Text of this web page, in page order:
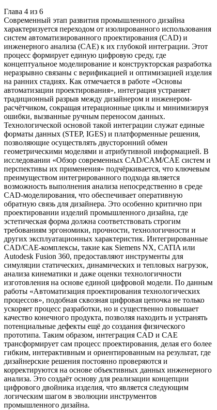
Глава 4 из 6
Современный этап развития промышленного дизайна
характеризуется переходом от изолированного использования
систем автоматизированного проектирования (CAD) и
инженерного анализа (CAE) к их глубокой интеграции. Этот
процесс формирует единую цифровую среду, где
концептуальное моделирование и конструкторская разработка
неразрывно связаны с верификацией и оптимизацией изделия
на ранних стадиях. Как отмечается в работе «Основы
автоматизации проектирования», интеграция устраняет
традиционный разрыв между дизайнером и инженером-
расчётчиком, сокращая итерационные циклы и минимизируя
ошибки, вызванные ручным переносом данных.
Технологической основой такой интеграции служат единые
форматы данных (STEP, IGES) и платформенные решения,
позволяющие осуществлять двусторонний обмен
геометрическими моделями и атрибутивной информацией. В
исследовании «Обзор современных CAD/CAM/CAE систем и
перспективы их применения» подчёркивается, что ключевым
преимуществом интегрированного подхода является
возможность выполнения анализа непосредственно в среде
CAD-моделирования, что обеспечивает оперативную
обратную связь для дизайнера. Это особенно критично при
проектировании изделий промышленного дизайна, где
эстетическая форма должна соответствовать строгим
требованиям эргономики, прочности, технологичности и
других эксплуатационных характеристик. Интегрированные
CAD/CAE-комплексы, такие как Siemens NX, CATIA или
Autodesk Fusion 360, предоставляют инструменты для
симуляции статических, динамических и тепловых нагрузок,
анализа кинематики и даже оценки технологичности
изготовления на основе единой цифровой модели. По данным
работы «Автоматизация проектирования технологических
процессов», подобная сквозная цифровая цепочка не только
ускоряет процесс разработки, но и существенно повышает
качество конечного продукта, позволяя находить и устранять
потенциальные дефекты ещё до создания физического
прототипа. Таким образом, интеграция CAD и CAE
трансформирует сам процесс проектирования, делая его более
гибким, интерактивным и ориентированным на результат, где
дизайнерские решения постоянно проверяются и
корректируются на основе объективных данных инженерного
анализа. Это создаёт основу для реализации концепции
цифрового двойника изделия, что является следующим
логическим шагом в эволюции инструментов
промышленного дизайна.